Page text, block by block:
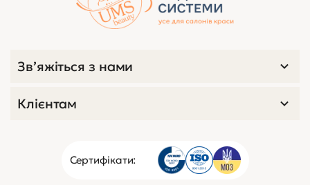
Сертифікати:
Зв’яжіться з нами
Клієнтам